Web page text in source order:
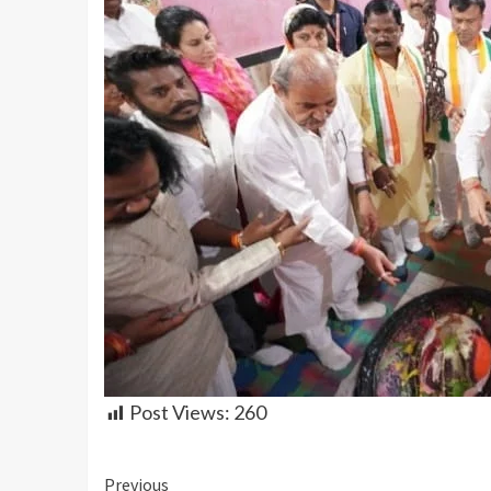
Post Views: 260
Previous